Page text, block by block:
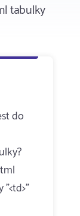
tabulky
do